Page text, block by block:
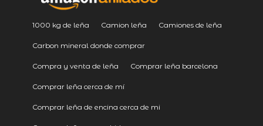
1000 kg de leña Camion leña Camiones de leña
Carbon mineral donde comprar
Compra y venta de leña Comprar leña barcelona
Comprar leña cerca de mí
Comprar leña de encina cerca de mi